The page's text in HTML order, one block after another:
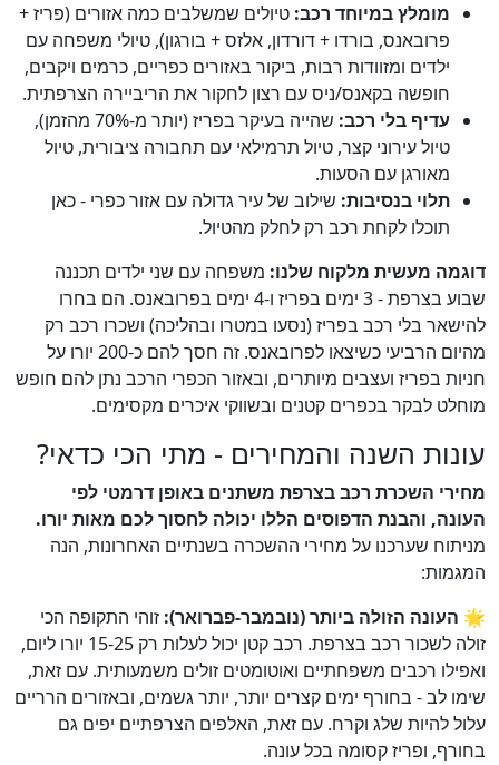
מומלץ במיוחד רכב: טיולים שמשלבים כמה אזורים (פריז +
פרובאנס, בורדו + דורדון, אלזס + בורגון), טיולי משפחה עם
ילדים ומזוודות רבות, ביקור באזורים כפריים, כרמים ויקבים,
חופשה בקאנס/ניס עם רצון לחקור את הריביירה הצרפתית.
עדיף בלי רכב:
שהייה בעיקר בפריז (יותר מ-70% מהזמן),
טיול עירוני קצר, טיול תרמילאי עם תחבורה ציבורית, טיול
מאורגן עם הסעות.
תלוי בנסיבות: שילוב של עיר גדולה עם אזור כפרי - כאן
תוכלו לקחת רכב רק לחלק מהטיול.
דוגמה מעשית מלקוח שלנו: משפחה עם שני ילדים תכננה
שבוע בצרפת - 3 ימים בפריז ו-4 ימים בפרובאנס. הם בחרו
להישאר בלי רכב בפריז (נסעו במטרו ובהליכה) ושכרו רכב רק
מהיום הרביעי כשיצאו לפרובאנס. זה חסך להם כ-200 יורו על
חניות בפריז ועצבים מיותרים, ובאזור הכפרי הרכב נתן להם חופש
מוחלט לבקר בכפרים קטנים ובשווקי איכרים מקסימים.
עונות השנה והמחירים - מתי הכי כדאי?
מחירי השכרת רכב בצרפת משתנים באופן דרמטי לפי
העונה, והבנת הדפוסים הללו יכולה לחסוך לכם מאות יורו.
מניתוח שערכנו על מחירי ההשכרה בשנתיים האחרונות, הנה
המגמות:
🌟 העונה הזולה ביותר (נובמבר-פברואר): זוהי התקופה הכי
זולה לשכור רכב בצרפת. רכב קטן יכול לעלות רק 15-25 יורו ליום,
ואפילו רכבים משפחתיים ואוטומטים זולים משמעותית. עם זאת,
שימו לב - בחורף ימים קצרים יותר, יותר גשמים, ובאזורים הרריים
עלול להיות שלג וקרח. עם זאת, האלפים הצרפתיים יפים גם
בחורף, ופריז קסומה בכל עונה.